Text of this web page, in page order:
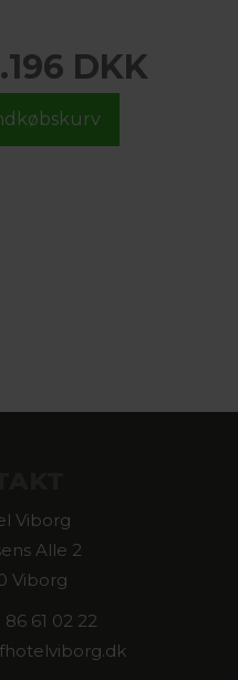
DKK
Viborg
Alle 2
Viborg
61 02 22